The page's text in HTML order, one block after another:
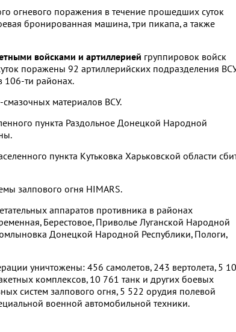
огневого поражения в течение прошедших суток
бронированная машина, три пикапа, а также
войсками и артиллерией группировок войск
поражены 92 артиллерийских подразделения
106-ти районах.
материалов ВСУ.
пункта Раздольное Донецкой Народной
пункта Кутьковка Харьковской области
залпового огня HIMARS.
аппаратов противника в районах
Берестовое, Приволье Луганской Народной
Донецкой Народной Республики, Пологи,
уничтожены: 456 самолетов, 243 вертолета, 5
комплексов, 10 761 танк и других боевых
систем залпового огня, 5 522 орудия полевой
военной автомобильной техники.